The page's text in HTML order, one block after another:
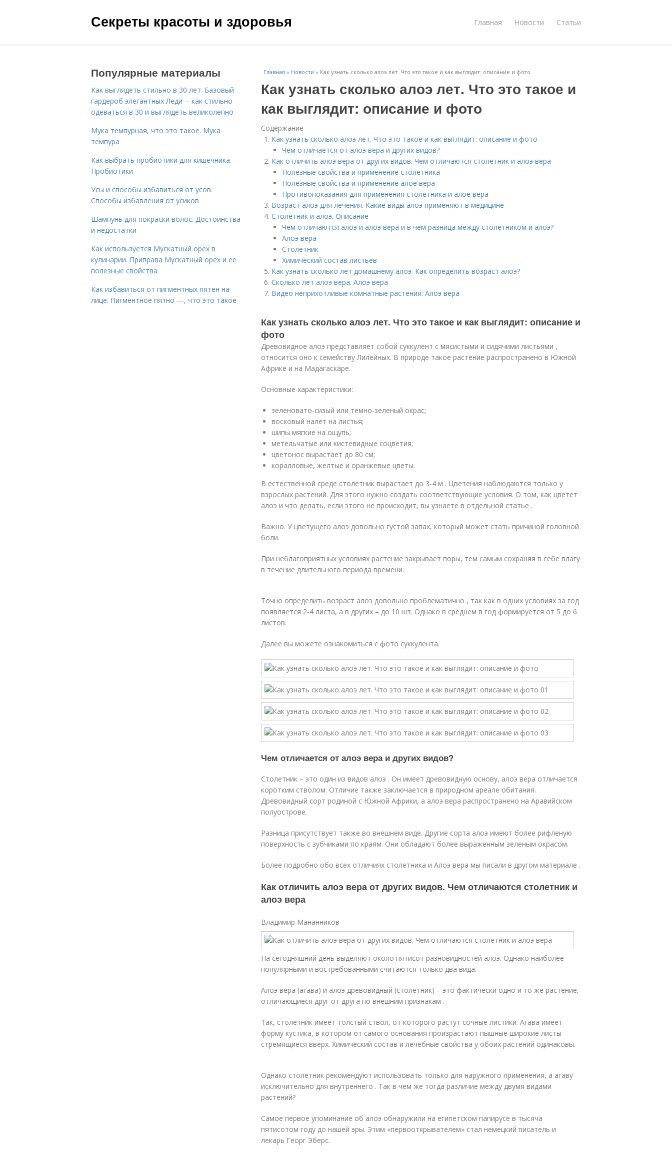
Секреты красоты и здоровья Главная Новости Статьи
Главная » Новости » Как узнать сколько алоэ лет. Что это такое и как выглядит: описание и фото
Как узнать сколько алоэ лет. Что это такое и
как выглядит: описание и фото
Содержание
Как узнать сколько алоэ лет. Что это такое и как выглядит: описание и фото
Чем отличается от алоэ вера и других видов?
Как отличить алоэ вера от других видов. Чем отличаются столетник и алоэ вера
Полезные свойства и применение столетника
Полезные свойства и применение алое вера
Противопоказания для применения столетника и алое вера
Возраст алоэ для лечения. Какие виды алоэ применяют в медицине
Столетник и алоэ. Описание
Чем отличаются алоэ и алоэ вера и в чем разница между столетником и алоэ?
Алоэ вера
Столетник
Химический состав листьев
Как узнать сколько лет домашнему алоэ. Как определить возраст алоэ?
Сколько лет алоэ вера. Алоэ вера
Видео неприхотливые комнатные растения: Алоэ вера
Как узнать сколько алоэ лет. Что это такое и как выглядит: описание и
фото
Древовидное алоэ представляет собой суккулент с мясистыми и сидячими листьями ,
относится оно к семейству Лилейных. В природе такое растение распространено в Южной
Африке и на Мадагаскаре.
Основные характеристики:
зеленовато-сизый или темно-зеленый окрас;
восковый налет на листья;
шипы мягкие на ощупь;
метельчатые или кистевидные соцветия;
цветонос вырастает до 80 см;
коралловые, желтые и оранжевые цветы.
В естественной среде столетник вырастает до 3-4 м . Цветения наблюдаются только у
взрослых растений. Для этого нужно создать соответствующие условия. О том, как цветет
алоэ и что делать, если этого не происходит, вы узнаете в отдельной статье .
Важно. У цветущего алоэ довольно густой запах, который может стать причиной головной
боли.
При неблагоприятных условиях растение закрывает поры, тем самым сохраняя в себе влагу
в течение длительного периода времени.
Точно определить возраст алоэ довольно проблематично , так как в одних условиях за год
появляется 2-4 листа, а в других – до 10 шт. Однако в среднем в год формируется от 5 до 6
листов.
Далее вы можете ознакомиться с фото суккулента.
Чем отличается от алоэ вера и других видов?
Столетник – это один из видов алоэ . Он имеет древовидную основу, алоэ вера отличается
коротким стволом. Отличие также заключается в природном ареале обитания.
Древовидный сорт родиной с Южной Африки, а алоэ вера распространено на Аравийском
полуострове.
Разница присутствует также во внешнем виде. Другие сорта алоэ имеют более рифленую
поверхность с зубчиками по краям. Они обладают более выраженным зеленым окрасом.
Более подробно обо всех отличиях столетника и Алоэ вера мы писали в другом материале .
Как отличить алоэ вера от других видов. Чем отличаются столетник и
алоэ вера
Владимир Мананников
На сегодняшний день выделяют около пятисот разновидностей алоэ. Однако наиболее
популярными и востребованными считаются только два вида.
Алоэ вера (агава) и алоэ древовидный (столетник) – это фактически одно и то же растение,
отличающиеся друг от друга по внешним признакам .
Так, столетник имеет толстый ствол, от которого растут сочные листики. Агава имеет
форму кустика, в котором от самого основания произрастают пышные широкие листы
стремящиеся вверх. Химический состав и лечебные свойства у обоих растений одинаковы.
Однако столетник рекомендуют использовать только для наружного применения, а агаву
исключительно для внутреннего . Так в чем же тогда различие между двумя видами
растений?
Самое первое упоминание об алоэ обнаружили на египетском папирусе в тысяча
пятисотом году до нашей эры. Этим «первооткрывателем» стал немецкий писатель и
лекарь Георг Эберс.
Популярные материалы
Как выглядеть стильно в 30 лет. Базовый
гардероб элегантных Леди -- как стильно
одеваться в 30 и выглядеть великолепно
Мука темпурная, что это такое. Мука
темпура
Как выбрать пробиотики для кишечника.
Пробиотики
Усы и способы избавиться от усов.
Способы избавления от усиков
Шампунь для покраски волос. Достоинства
и недостатки
Как используется Мускатный орех в
кулинарии. Приправа Мускатный орех и ее
полезные свойства
Как избавиться от пигментных пятен на
лице. Пигментное пятно —, что это такое